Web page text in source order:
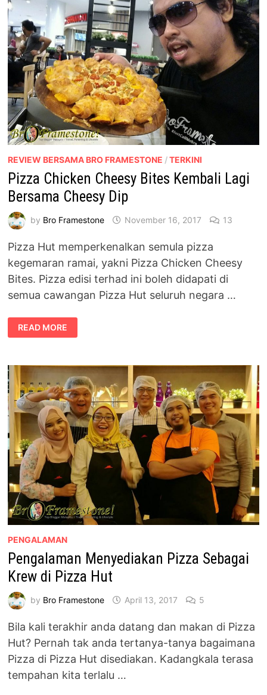
TERBARU
DARI
PIZZA
HUT
REVIEW BERSAMA BRO FRAMESTONE /TERKINI
Pizza Chicken Cheesy Bites Kembali Lagi
Bersama Cheesy Dip
by Bro Framestone November 16, 2017 13
Pizza Hut memperkenalkan semula pizza
kegemaran ramai, yakni Pizza Chicken Cheesy
Bites. Pizza edisi terhad ini boleh didapati di
semua cawangan Pizza Hut seluruh negara …
PIZZA
CHICKEN
CHEESY
LAGI
BERSAMA
CHEESY
DIP
READ MORE
PENGALAMAN
Pengalaman Menyediakan Pizza Sebagai
Krew di Pizza Hut
by Bro Framestone April 13, 2017 5
Bila kali terakhir anda datang dan makan di Pizza
Hut? Pernah tak anda tertanya-tanya bagaimana
Pizza di Pizza Hut disediakan. Kadangkala terasa
tempahan kita terlalu …